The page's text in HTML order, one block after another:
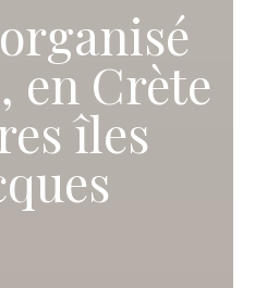
en Crète
îles